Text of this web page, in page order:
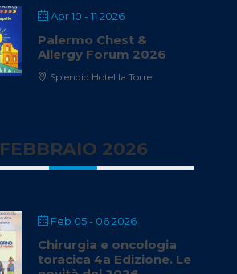
Apr 10 - 11 2026
Palermo Chest &
Allergy Forum 2026
Splendid Hotel la Torre
FEBBRAIO 2026
Feb 05 - 06 2026
Chirurgia e oncologia
toracica 4a Edizione. Le